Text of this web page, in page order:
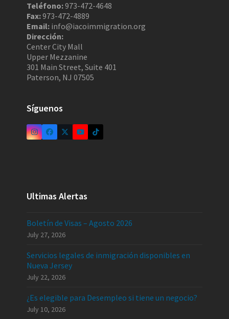
Teléfono:973-472-4648
Fax:973-472-4889
Email: info@iacoimmigration.org
Dirección:
Center City Mall
Upper Mezzanine
301 Main Street, Suite 401
Paterson, NJ 07505
Síguenos
Ultimas Alertas
Boletín de Visas – Agosto 2026
July 27, 2026
Servicios legales de inmigración disponibles en
Nueva Jersey
July 22, 2026
¿Es elegible para Desempleo si tiene un negocio?
July 10, 2026